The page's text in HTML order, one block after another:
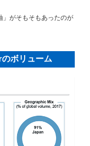
」がそもそもあったのが
ボリューム